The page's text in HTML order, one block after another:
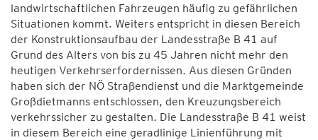
landwirtschaftlichen Fahrzeugen häufig zu gefährlichen
Situationen kommt. Weiters entspricht in diesen Bereich
der Konstruktionsaufbau der Landesstraße B 41 auf
Grund des Alters von bis zu 45 Jahren nicht mehr den
heutigen Verkehrserfordernissen. Aus diesen Gründen
haben sich der NÖ Straßendienst und die Marktgemeinde
Großdietmanns entschlossen, den Kreuzungsbereich
verkehrssicher zu gestalten. Die Landesstraße B 41 weist
in diesem Bereich eine geradlinige Linienführung mit